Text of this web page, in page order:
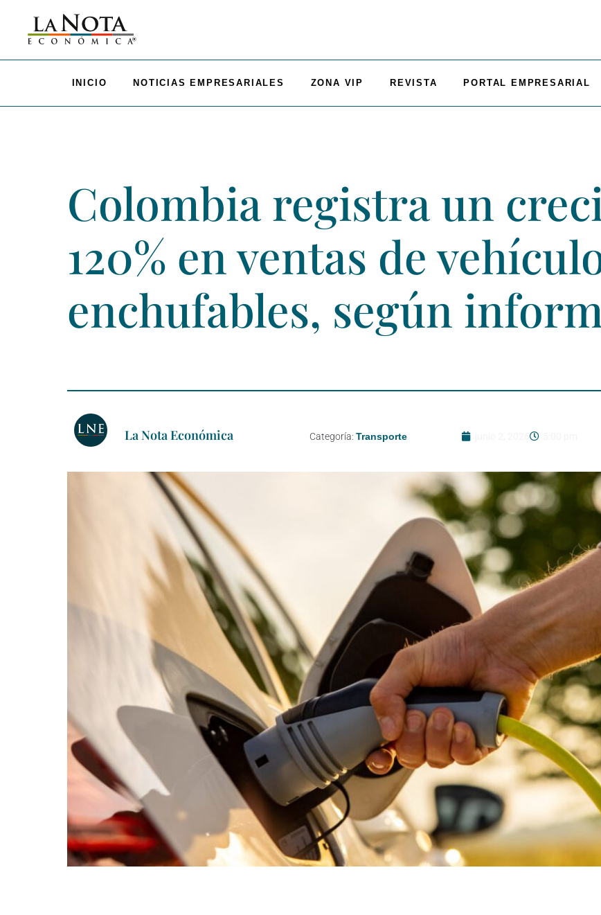
INICIO NOTICIAS EMPRESARIALES ZONA VIP REVISTA PORTAL EMPRESARIAL
Colombia registra un
120% en ventas de
enchufables, según
La Nota Económica Categoría: Transporte